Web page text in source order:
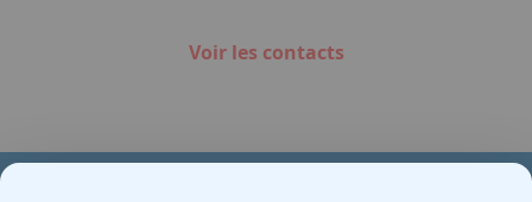
Voir les contacts